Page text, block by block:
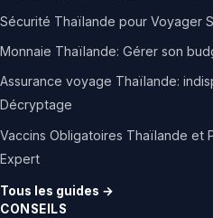
Sécurité Thaïlande pour Voyager
Monnaie Thaïlande: Gérer son
Assurance voyage Thaïlande:
Décryptage
Vaccins Obligatoires Thaïlande et
Expert
Tous les guides →
CONSEILS